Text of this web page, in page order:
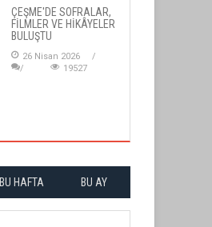
ÇEŞME'DE SOFRALAR,
FİLMLER VE HİKÂYELER
BULUŞTU
26 Nisan 2026
19527
BU HAFTA BU AY